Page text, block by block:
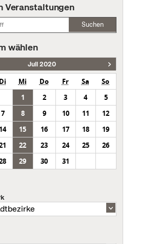
Veranstaltungen
Suchen
wählen
Juli 2020
Di Mi Do Fr Sa
So
1
2 3 4
5
7 8 9 10 11
12
14 15 16 17 18
19
22 23 24 25
26
29 30 31